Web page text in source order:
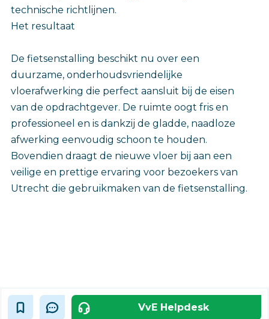
technische richtlijnen.
Het resultaat
De fietsenstalling beschikt nu over een
duurzame, onderhoudsvriendelijke
vloerafwerking die perfect aansluit bij de eisen
van de opdrachtgever. De ruimte oogt fris en
professioneel en is dankzij de gladde, naadloze
afwerking eenvoudig schoon te houden.
Bovendien draagt de nieuwe vloer bij aan een
veilige en prettige ervaring voor bezoekers van
Utrecht die gebruikmaken van de fietsenstalling.
VvE Helpdesk